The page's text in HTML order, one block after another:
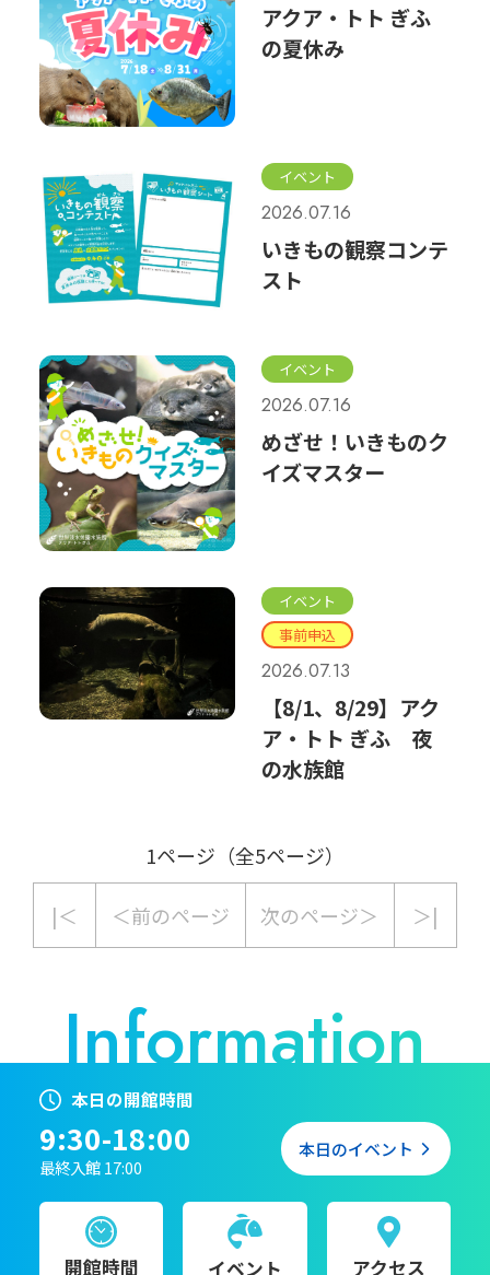
アクア・トト ぎふ
の夏休み
イベント
2026.07.16
いきもの観察コンテ
スト
イベント
2026.07.16
めざせ！いきものク
イズマスター
イベント
事前申込
2026.07.13
【8/1、8/29】アク
ア・トト ぎふ 夜
の水族館
1ページ（全5ページ）
|＜ ＜前のページ 次のページ＞ ＞|
本日の開館時間
9:30-18:00
最終入館 17:00
本日のイベント
開館時間 イベント アクセス